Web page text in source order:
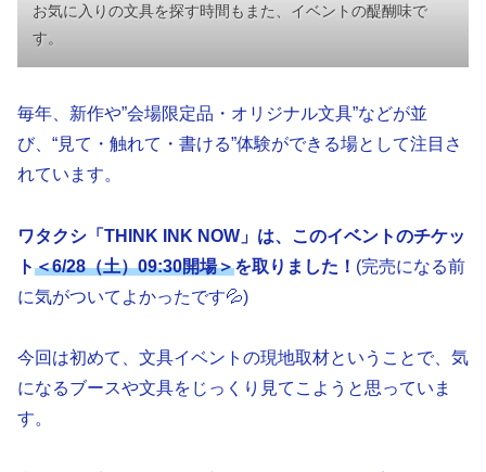
お気に入りの文具を探す時間もまた、イベントの醍醐味で
す。
毎年、新作や”会場限定品・オリジナル文具”などが並
び、“見て・触れて・書ける”体験ができる場として注目さ
れています。
ワタクシ「THINK INK NOW」は、このイベントのチケッ
ト＜6/28（土）09:30開場＞を取りました！ (完売になる前
に気がついてよかったです💦)
今回は初めて、文具イベントの現地取材ということで、気
になるブースや文具をじっくり見てこようと思っていま
す。